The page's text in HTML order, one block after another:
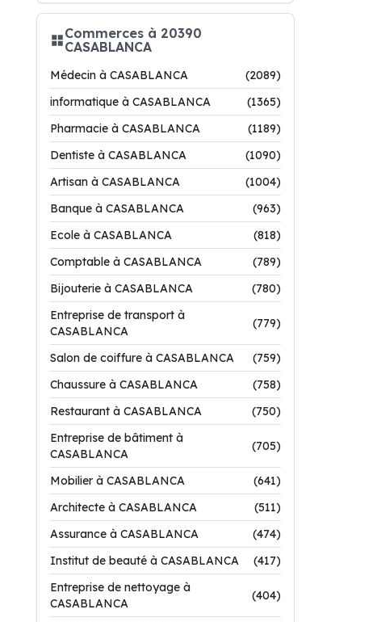
Commerces à 20390
CASABLANCA
Médecin à CASABLANCA
(2089)
informatique à CASABLANCA
(1365)
Pharmacie à CASABLANCA
(1189)
Dentiste à CASABLANCA
(1090)
Artisan à CASABLANCA
(1004)
Banque à CASABLANCA
(963)
Ecole à CASABLANCA
(818)
Comptable à CASABLANCA
(789)
Bijouterie à CASABLANCA
(780)
Entreprise de transport à
CASABLANCA
(779)
Salon de coiffure à CASABLANCA
(759)
Chaussure à CASABLANCA
(758)
Restaurant à CASABLANCA
(750)
Entreprise de bâtiment à
CASABLANCA
(705)
Mobilier à CASABLANCA
(641)
Architecte à CASABLANCA
(511)
Assurance à CASABLANCA
(474)
Institut de beauté à CASABLANCA
(417)
Entreprise de nettoyage à
CASABLANCA
(404)